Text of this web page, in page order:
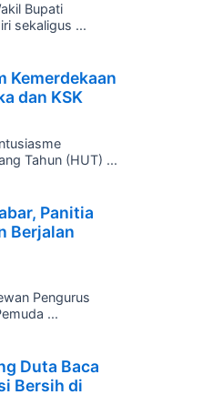
Bupati
sekaligus ...
Kemerdekaan
dan KSK
Tahun (HUT) ...
Panitia
Berjalan
Pengurus
...
Duta Baca
Bersih di